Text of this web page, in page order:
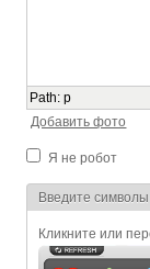
Path:p
Добавить фото
Я не робот
Я спамер
Введите символы
Кликните или